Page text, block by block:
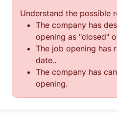
Understand the possible
The company has
opening as "closed"
The job opening has
date..
The company has
opening.